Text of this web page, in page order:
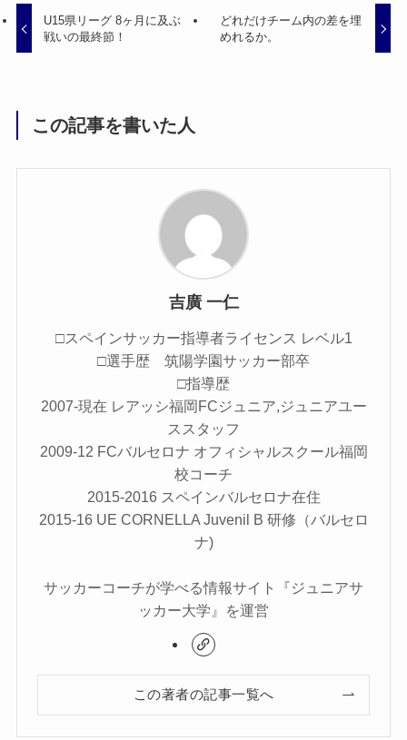
U15県リーグ 8ヶ月に及ぶ
戦いの最終節！
どれだけチーム内の差を埋
めれるか。
この記事を書いた人
吉廣 一仁
□スペインサッカー指導者ライセンス レベル1
□選手歴 筑陽学園サッカー部卒
□指導歴
2007-現在 レアッシ福岡FCジュニア,ジュニアユー
ススタッフ
2009-12 FCバルセロナ オフィシャルスクール福岡
校コーチ
2015-2016 スペインバルセロナ在住
2015-16 UE CORNELLA Juvenil B 研修（バルセロ
ナ)
サッカーコーチが学べる情報サイト『ジュニアサ
ッカー大学』を運営
この著者の記事一覧へ